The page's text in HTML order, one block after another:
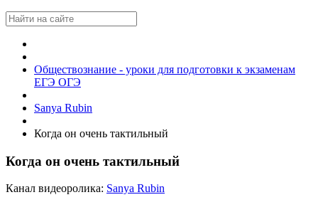
Обществознание - уроки для подготовки к экзаменам
ЕГЭ ОГЭ
Sanya Rubin
Когда он очень тактильный
Когда он очень тактильный
Канал видеоролика: Sanya Rubin